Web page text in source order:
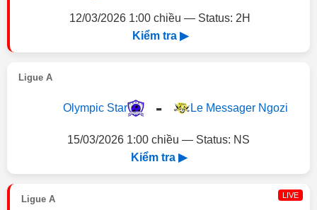
12/03/2026 1:00 chiều — Status: 2H
Kiểm tra ▶
Ligue A
Olympic Star - Le Messager Ngozi
15/03/2026 1:00 chiều — Status: NS
Kiểm tra ▶
Ligue A LIVE